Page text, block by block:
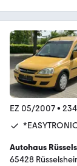
EZ 05/2007•
Autohaus
65428